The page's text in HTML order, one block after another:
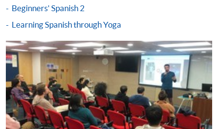
個別課程為須報讀同一學歷頒授課程及其他單元或繳
交下期學費的學員，提供網上服務，如學員就讀的課
程設有此服務，課程負責人會通知學員有關程序。
網上支付可通過「繳費靈」(PPS) (不適用於手機)、
VISA 或 Mastercard、「微信支付」(Online WeChat
Pay) 、「支付寶」(Online Alipay) 或 「轉數快」(FPS)
Beginners' Spanish 2
Learning Spanish through Yoga